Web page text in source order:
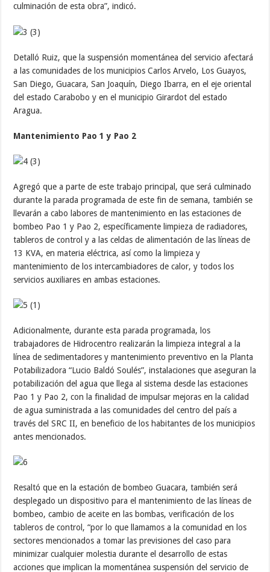
culminación de esta obra”, indicó.
Detalló Ruiz, que la suspensión momentánea del servicio afectará
a las comunidades de los municipios Carlos Arvelo, Los Guayos,
San Diego, Guacara, San Joaquín, Diego Ibarra, en el eje oriental
del estado Carabobo y en el municipio Girardot del estado
Aragua.
Mantenimiento Pao 1 y Pao 2
Agregó que a parte de este trabajo principal, que será culminado
durante la parada programada de este fin de semana, también se
llevarán a cabo labores de mantenimiento en las estaciones de
bombeo Pao 1 y Pao 2, específicamente limpieza de radiadores,
tableros de control y a las celdas de alimentación de las líneas de
13 KVA, en materia eléctrica, así como la limpieza y
mantenimiento de los intercambiadores de calor, y todos los
servicios auxiliares en ambas estaciones.
Adicionalmente, durante esta parada programada, los
trabajadores de Hidrocentro realizarán la limpieza integral a la
línea de sedimentadores y mantenimiento preventivo en la Planta
Potabilizadora “Lucio Baldó Soulés”, instalaciones que aseguran la
potabilización del agua que llega al sistema desde las estaciones
Pao 1 y Pao 2, con la finalidad de impulsar mejoras en la calidad
de agua suministrada a las comunidades del centro del país a
través del SRC II, en beneficio de los habitantes de los municipios
antes mencionados.
Resaltó que en la estación de bombeo Guacara, también será
desplegado un dispositivo para el mantenimiento de las líneas de
bombeo, cambio de aceite en las bombas, verificación de los
tableros de control, “por lo que llamamos a la comunidad en los
sectores mencionados a tomar las previsiones del caso para
minimizar cualquier molestia durante el desarrollo de estas
acciones que implican la momentánea suspensión del servicio de